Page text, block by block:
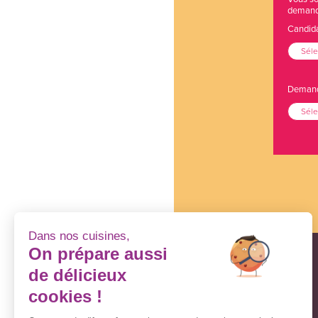
Dans nos cuisines,
On prépare aussi
de délicieux
cookies !